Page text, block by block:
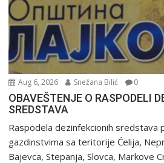
Aug 6, 2026 Snežana Bilić 0
OBAVEŠTENJE O RASPODELI
SREDSTAVA
Raspodela dezinfekcionih sredstava
gazdinstvima sa teritorije Ćelija,
Bajevca, Stepanja, Slovca, Markove